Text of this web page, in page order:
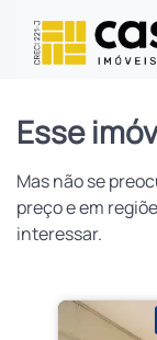
Esse
Mas não se
preço e em
interessar.